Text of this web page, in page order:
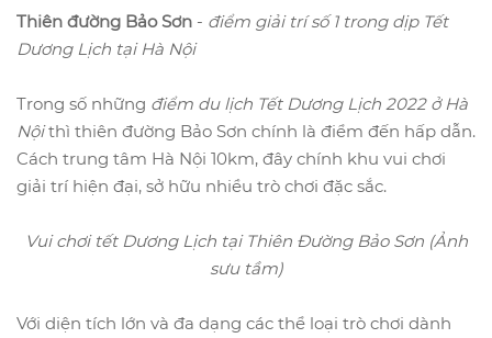
Thiên đường Bảo Sơn - điểm giải trí số 1 trong dịp Tết
Dương Lịch tại Hà Nội
Trong số những điểm du lịch Tết Dương Lịch 2022 ở Hà
Nộithì thiên đường Bảo Sơn chính là điểm đến hấp dẫn.
Cách trung tâm Hà Nội 10km, đây chính khu vui chơi
giải trí hiện đại, sở hữu nhiều trò chơi đặc sắc.
Vui chơi tết Dương Lịch tại Thiên Đường Bảo Sơn (Ảnh
sưu tầm)
Với diện tích lớn và đa dạng các thể loại trò chơi dành